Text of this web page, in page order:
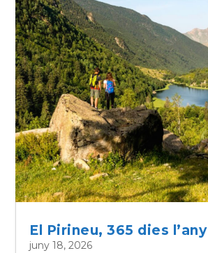
El Pirineu, 365 dies l’any
juny 18, 2026